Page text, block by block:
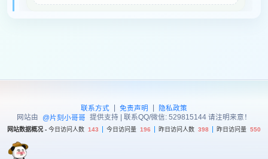
联系方式 | 免责声明 |
隐私政策
网站由
@片刻小哥哥 提供支持 | 联系QQ/微信: 529815144 请注明来意！
网站数据概况 - 今日访问人数 143 今日访问量 196 昨日访问人数 398 昨日访问量 550